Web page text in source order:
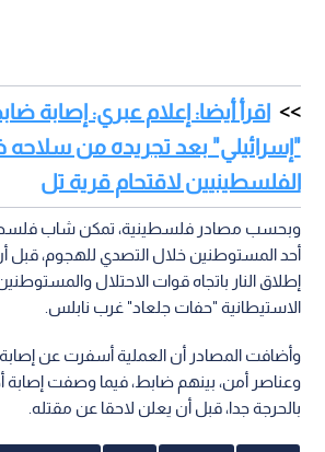
اقرأ أيضا: إعلام عبري: إصابة
"إسرائيلي" بعد تجريده من
الفلسطينيين لاقتحام قرية تل
وبحسب مصادر فلسطينية، تمكن شاب
أحد المستوطنين خلال التصدي للهجوم،
إطلاق النار باتجاه قوات الاحتلال
الاستيطانية "حفات جلعاد" غرب نابلس.
وأضافت المصادر أن العملية أسفرت عن
وعناصر أمن، بينهم ضابط، فيما وصفت إصابة
بالحرجة جدا، قبل أن يعلن لاحقا عن مقتله.